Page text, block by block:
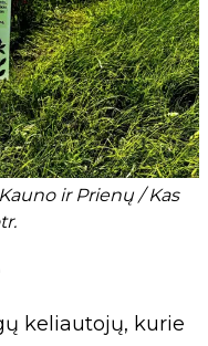
ir Prienų / Kas
keliautojų, kurie